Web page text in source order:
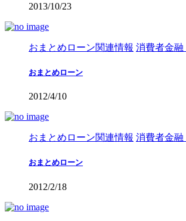
2013/10/23
おまとめローン関連情報 消費者金融
おまとめローン
2012/4/10
おまとめローン関連情報 消費者金融
おまとめローン
2012/2/18